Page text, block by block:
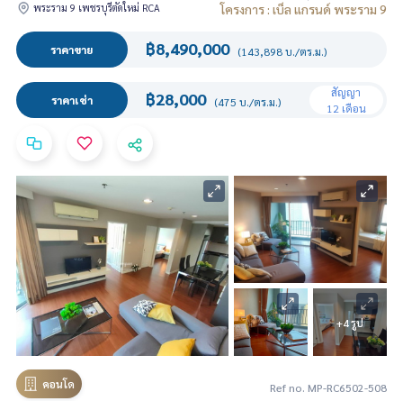
พระราม 9 เพชรบุรีตัดใหม่ RCA
โครงการ : เบ็ล แกรนด์ พระราม 9
ราคาขาย ฿8,490,000 (143,898 บ./ตร.ม.)
ราคาเช่า ฿28,000 (475 บ./ตร.ม.)
สัญญา
12 เดือน
+4 รูป
คอนโด Ref no. MP-RC6502-508